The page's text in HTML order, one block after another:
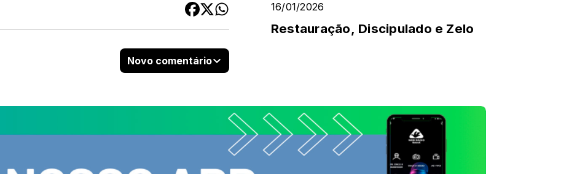
Novo comentário
16/01/2026
Restauração, Discipulado e Zelo